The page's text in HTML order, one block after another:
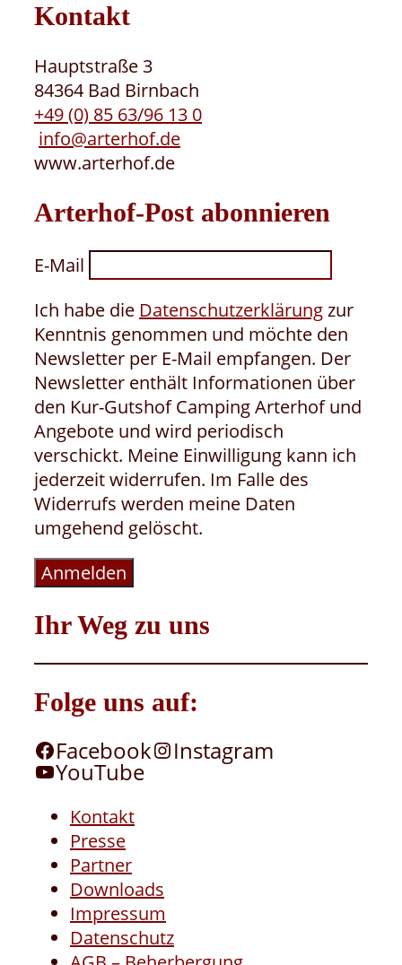
Kontakt
Hauptstraße 3
84364 Bad Birnbach
+49 (0) 85 63/96 13 0
info@arterhof.de
www.arterhof.de
Arterhof-Post abonnieren
E-Mail
Ich habe die Datenschutzerklärungzur
Kenntnis genommen und möchte den
Newsletter per E-Mail empfangen. Der
Newsletter enthält Informationen über
den Kur-Gutshof Camping Arterhof und
Angebote und wird periodisch
verschickt. Meine Einwilligung kann ich
jederzeit widerrufen. Im Falle des
Widerrufs werden meine Daten
umgehend gelöscht.
Anmelden
Ihr Weg zu uns
Folge uns auf:
Facebook
Instagram
YouTube
Kontakt
Presse
Partner
Downloads
Impressum
Datenschutz